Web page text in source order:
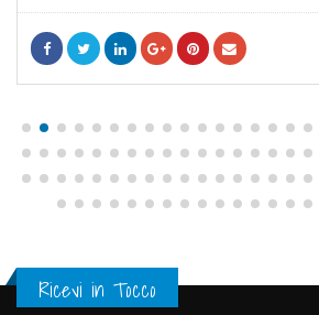
FacebookcinguettioGoogle +Pinterest
/crea-un-account
Ricevi in Tocco